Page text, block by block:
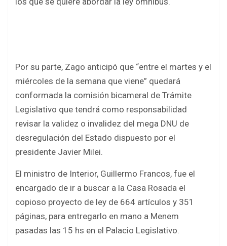
Por su parte, Zago anticipó que “entre el martes y el
miércoles de la semana que viene” quedará
conformada la comisión bicameral de Trámite
Legislativo que tendrá como responsabilidad
revisar la validez o invalidez del mega DNU de
desregulación del Estado dispuesto por el
presidente Javier Milei.
El ministro de Interior, Guillermo Francos, fue el
encargado de ir a buscar a la Casa Rosada el
copioso proyecto de ley de 664 artículos y 351
páginas, para entregarlo en mano a Menem
pasadas las 15 hs en el Palacio Legislativo.